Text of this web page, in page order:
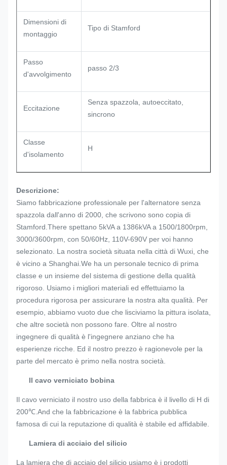
Dimensioni di
montaggio
Tipo di Stamford
Passo
d'avvolgimento
passo 2/3
Eccitazione
Senza spazzola, autoeccitato,
sincrono
Classe
d'isolamento
H
Descrizione:
Siamo fabbricazione professionale per l'alternatore senza
spazzola dall'anno di 2000, che scrivono sono copia di
Stamford.There spettano 5kVA a 1386kVA a 1500/1800rpm,
3000/3600rpm, con 50/60Hz, 110V-690V per voi hanno
selezionato. La nostra società situata nella città di Wuxi, che
è vicino a Shanghai.We ha un personale tecnico di prima
classe e un insieme del sistema di gestione della qualità
rigoroso. Usiamo i migliori materiali ed effettuiamo la
procedura rigorosa per assicurare la nostra alta qualità. Per
esempio, abbiamo vuoto due che lisciviamo la pittura isolata,
che altre società non possono fare. Oltre al nostro
ingegnere di qualità è l'ingegnere anziano che ha
esperienze ricche. Ed il nostro prezzo è ragionevole per la
parte del mercato è primo nella nostra società.
Il cavo verniciato bobina
Il cavo verniciato il nostro uso della fabbrica è il livello di H di
200℃.And che la fabbricazione è la fabbrica pubblica
famosa di cui la reputazione di qualità è stabile ed affidabile.
Lamiera di acciaio del silicio
La lamiera che di acciaio del silicio usiamo è i prodotti